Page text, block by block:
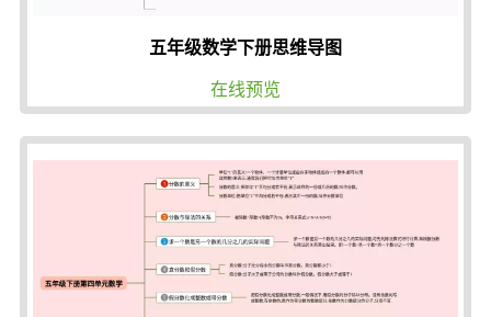
五年级数学下册思维导图
在线预览